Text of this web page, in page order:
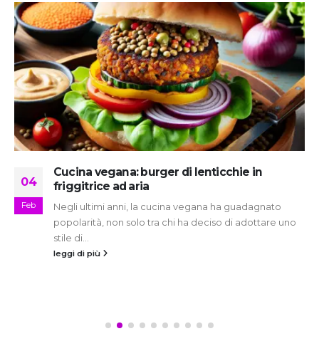
04
Feb
Cucina vegana: burger di lenticchie in
friggitrice ad aria
Negli ultimi anni, la cucina vegana ha guadagnato
popolarità, non solo tra chi ha deciso di adottare uno
stile di...
leggi di più